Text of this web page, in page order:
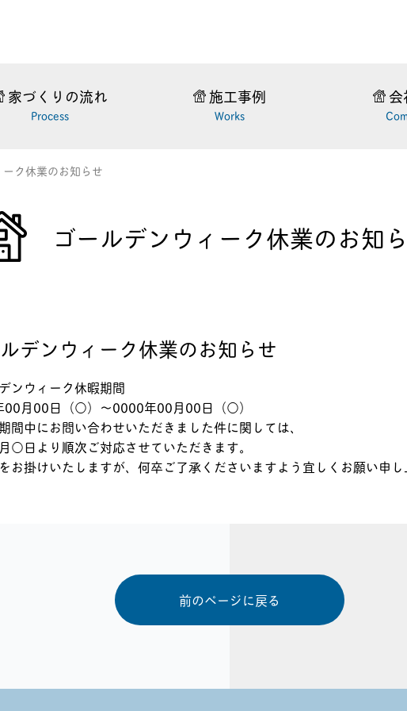
家づくりの流れ
Process
施工事例
Works
ク休業のお知らせ
ゴールデンウィーク休業のお知
デンウィーク休業のお知らせ
ンウィーク休暇期間
00月00日（○）～0000年00月00日（○）
間中にお問い合わせいただきました件に関しては、
日より順次ご対応させていただきます。
お掛けいたしますが、何卒ご了承くださいますよう宜しくお願い申し
前のページに戻る